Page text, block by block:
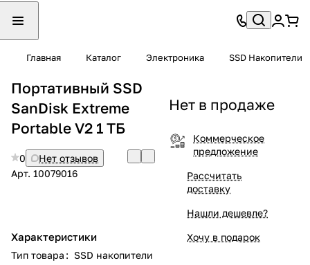
Главная Каталог Электроника SSD Накопители
Портативный SSD
SanDisk Extreme
Portable V2 1 ТБ
0
Нет отзывов
Арт. 10079016
Характеристики
Тип товара : SSD накопители
Нет в продаже
Коммерческое
предложение
Рассчитать
доставку
Нашли дешевле?
Хочу в подарок